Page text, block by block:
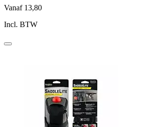
Vanaf 13,80
Incl. BTW